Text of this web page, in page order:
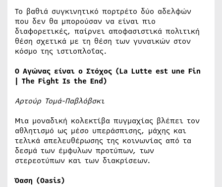
Το βαθιά συγκινητικό πορτρέτο δύο αδελφών
που δεν θα μπορούσαν να είναι πιο
διαφορετικές, παίρνει αποφασιστικά πολιτική
θέση σχετικά με τη θέση των γυναικών στον
κόσμο της ιστιοπλοΐας.
Ο Αγώνας είναι ο Στόχος (La Lutte est une Fin
| The Fight Is the End)
Αρτούρ Τομά-Παβλόβσκι
Μια μοναδική κολεκτίβα πυγμαχίας βλέπει τον
αθλητισμό ως μέσο υπεράσπισης, μάχης και
τελικά απελευθέρωσης της κοινωνίας από τα
δεσμά των έμφυλων προτύπων, των
στερεοτύπων και των διακρίσεων.
Όαση (Oasis)